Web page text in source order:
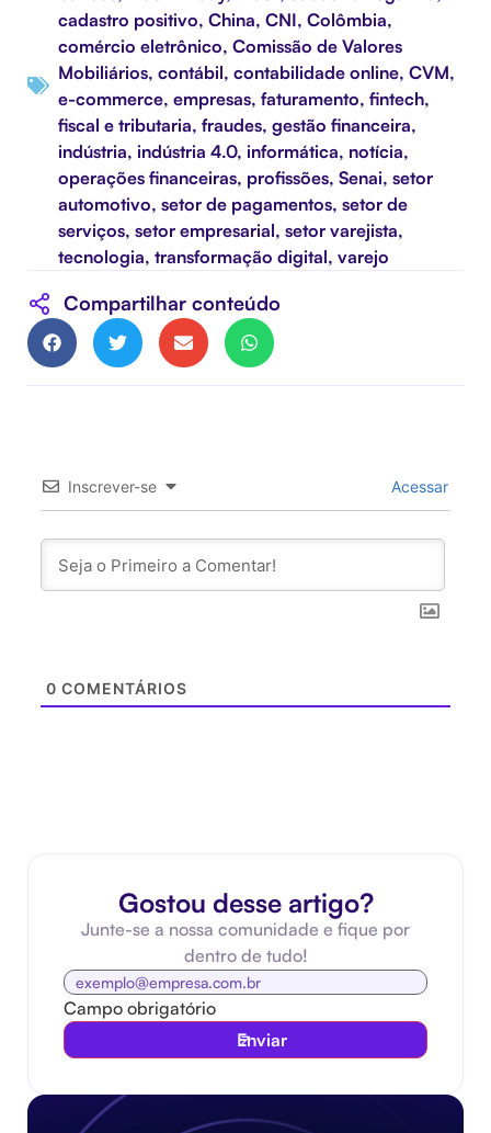
cadastro positivo, China, CNI, Colômbia,
comércio eletrônico, Comissão de Valores
Mobiliários, contábil, contabilidade online, CVM,
e-commerce, empresas, faturamento, fintech,
fiscal e tributaria, fraudes, gestão financeira,
indústria, indústria 4.0, informática, notícia,
operações financeiras, profissões, Senai, setor
automotivo, setor de pagamentos, setor de
serviços, setor empresarial, setor varejista,
tecnologia, transformação digital, varejo
Compartilhar conteúdo
Inscrever-se Acessar
0 COMENTÁRIOS
Gostou desse artigo?
Junte-se a nossa comunidade e fique por
dentro de tudo!
Campo obrigatório
Enviar